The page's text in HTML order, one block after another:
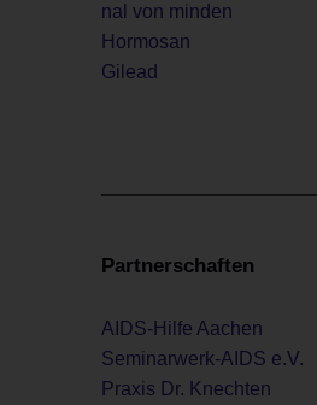
nal von minden
Hormosan
Gilead
Partnerschaften
AIDS-Hilfe Aachen
Seminarwerk-AIDS e.V.
Praxis Dr. Knechten